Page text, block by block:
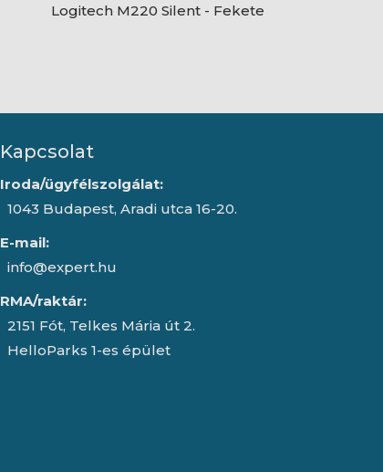
Logitech M220 Silent - Fekete
Kapcsolat
Iroda/ügyfélszolgálat:
1043 Budapest, Aradi utca 16-20.
E-mail:
info@expert.hu
RMA/raktár:
2151 Fót, Telkes Mária út 2.
HelloParks 1-es épület